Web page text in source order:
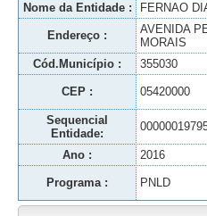
Nome da Entidade :
FERNAO
Endereço :
AVENIDA
MORAIS
Cód.Município : 355030
CEP : 05420000
Sequencial
Entidade:
Ano : 2016
Programa : PNLD